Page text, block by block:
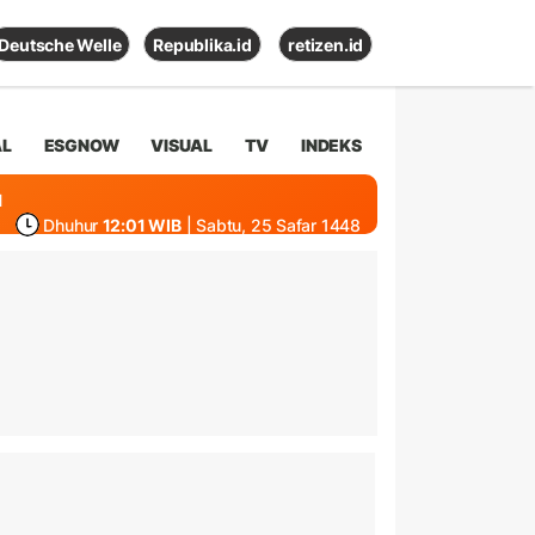
Deutsche Welle Republika.id retizen.id
ESGNOW VISUAL TV INDEKS
Dhuhur 12:01 WIB | Sabtu, 25 Safar 1448